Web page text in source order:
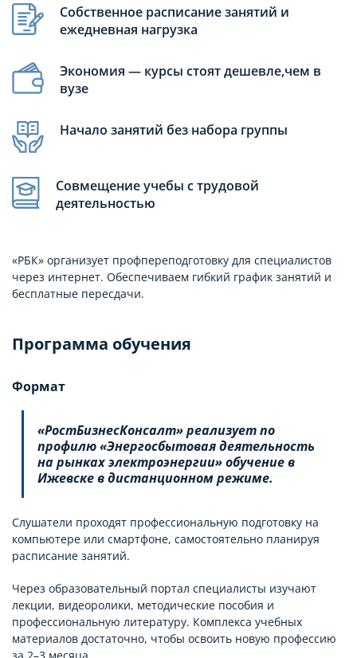
Собственное расписание занятий и
ежедневная нагрузка
Экономия — курсы стоят дешевле,чем в
вузе
Начало занятий без набора группы
Совмещение учебы с трудовой
деятельностью
«РБК» организует профпереподготовку для специалистов
через интернет. Обеспечиваем гибкий график занятий и
бесплатные пересдачи.
Программа обучения
Формат
«РостБизнесКонсалт» реализует по
профилю «Энергосбытовая деятельность
на рынках электроэнергии» обучение в
Ижевске в дистанционном режиме.
Слушатели проходят профессиональную подготовку на
компьютере или смартфоне, самостоятельно планируя
расписание занятий.
Через образовательный портал специалисты изучают
лекции, видеоролики, методические пособия и
профессиональную литературу. Комплекса учебных
материалов достаточно, чтобы освоить новую профессию